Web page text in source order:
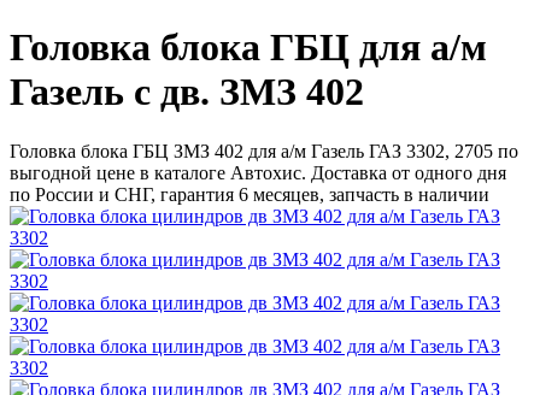
Головка блока ГБЦ для а/м
Газель с дв. ЗМЗ 402
Головка блока ГБЦ ЗМЗ 402 для а/м Газель ГАЗ 3302, 2705 по
выгодной цене в каталоге Автохис. Доставка от одного дня
по России и СНГ, гарантия 6 месяцев, запчасть в наличии